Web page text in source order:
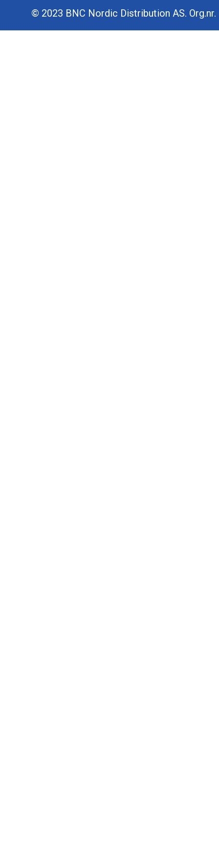
© 2023 BNC Nordic Distribution AS.